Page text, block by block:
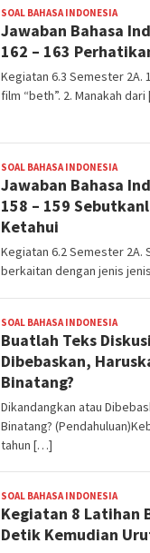
SOAL BAHASA INDONESIABangJago
Jawaban Bahasa
162 – 163
Kegiatan 6.3 Semester 2A.
film “beth”. 2. Manakah
SOAL BAHASA INDONESIABangJago
Jawaban Bahasa
158 – 159
Ketahui
Kegiatan 6.2 Semester 2A.
berkaitan dengan jenis
SOAL BAHASA INDONESIA
Buatlah Teks
Dibebaskan,
Binatang?
Dikandangkan atau
Binatang?
tahun […]
SOAL BAHASA INDONESIA
Kegiatan 8 Latihan
Detik Kemudian